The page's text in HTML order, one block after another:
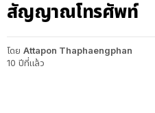
สัญญาณโทรศัพท์
โดย Attapon Thaphaengphan
10 ปีที่แล้ว